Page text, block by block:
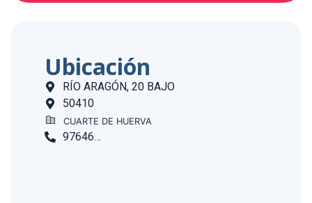
Ubicación
RÍO ARAGÓN, 20 BAJO
50410
CUARTE DE HUERVA
976463325